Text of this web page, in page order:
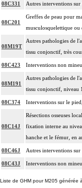
08C331 Autres interventions
08C201
Greffes de peau pour
musculosquelettique
08M19T
Autres pathologies de
tissu conjonctif, très
08C423 Interventions non
08M191
Autres pathologies de
tissu conjonctif, niveau 1
08C374 Interventions sur le
08C14J
Résections osseuses
fixation interne au
hanche et le fémur, en
08C46J Autres interventions sur
08C43J Interventions non
Liste de GHM pour M205 générée